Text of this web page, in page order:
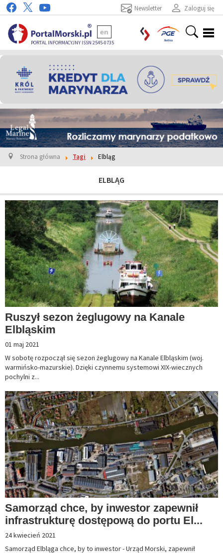
Zaloguj się
Newsletter
PORTAL INFORMACYJNY ISSN 2545-0735
en
Strona główna Tagi Elbląg
ELBLĄG
Ruszył sezon żeglugowy na Kanale
Elbląskim
01 maj 2021
W sobotę rozpoczął się sezon żeglugowy na Kanale Elbląskim (woj.
warmińsko-mazurskie). Dzięki czynnemu systemowi XIX-wiecznych
pochylni z...
Samorząd chce, by inwestor zapewnił
infrastrukturę dostępową do portu El...
24 kwiecień 2021
Samorząd Elbląga chce, by to inwestor - Urząd Morski, zapewnił